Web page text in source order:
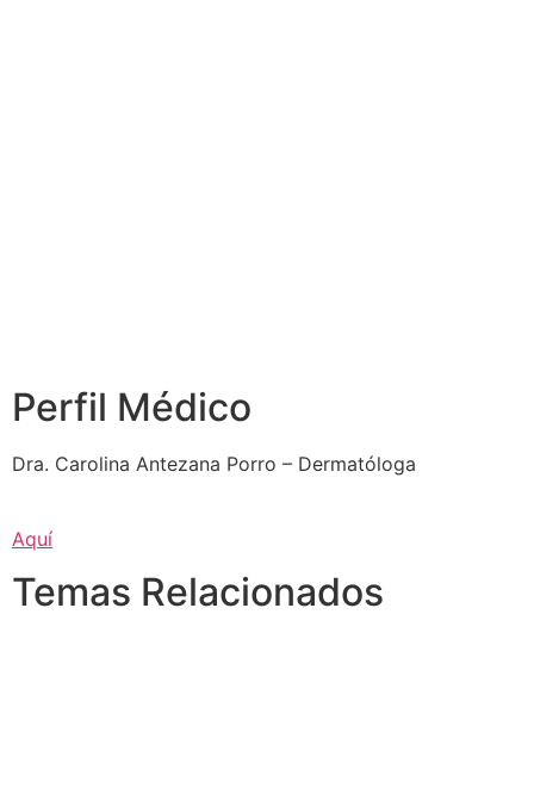
Perfil Médico
Dra. Carolina Antezana Porro – Dermatóloga
Aquí
Temas Relacionados